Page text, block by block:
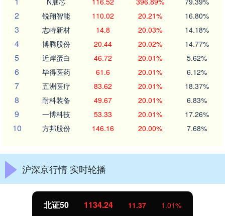
2 锐翔智能 110.02 20.21% 16.80%
3 志特新材 14.8 20.03% 14.18%
4 博腾股份 20.44 20.02% 14.77%
5 近岸蛋白 46.72 20.01% 5.62%
6 毕得医药 61.6 20.01% 6.12%
7 五洲医疗 83.62 20.01% 18.37%
8 耐科装备 49.67 20.01% 6.83%
9 一博科技 53.33 20.01% 17.26%
10 方邦股份 146.16 20.00% 7.68%
沪深京行情 实时轮播
北证50 1134.24 11.37 1.01%